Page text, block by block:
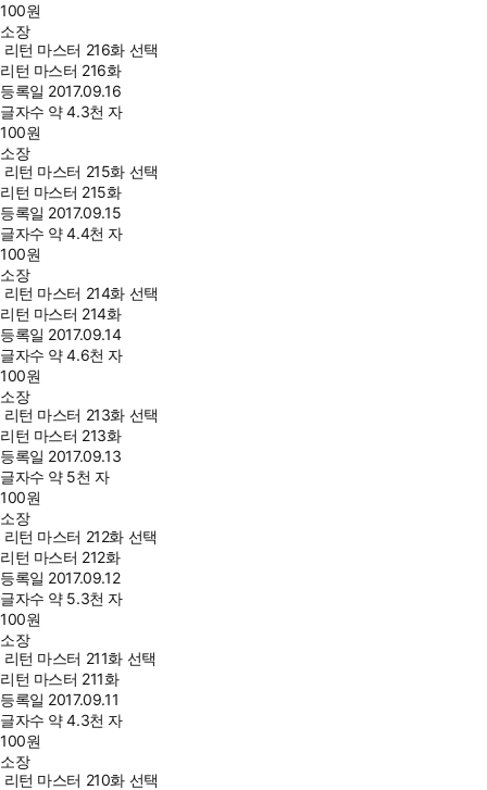
100원
소장
리턴 마스터 216화 선택
리턴 마스터 216화
등록일 2017.09.16
글자수 약 4.3천 자
100원
소장
리턴 마스터 215화 선택
리턴 마스터 215화
등록일 2017.09.15
글자수 약 4.4천 자
100원
소장
리턴 마스터 214화 선택
리턴 마스터 214화
등록일 2017.09.14
글자수 약 4.6천 자
100원
소장
리턴 마스터 213화 선택
리턴 마스터 213화
등록일 2017.09.13
글자수 약 5천 자
100원
소장
리턴 마스터 212화 선택
리턴 마스터 212화
등록일 2017.09.12
글자수 약 5.3천 자
100원
소장
리턴 마스터 211화 선택
리턴 마스터 211화
등록일 2017.09.11
글자수 약 4.3천 자
100원
소장
리턴 마스터 210화 선택